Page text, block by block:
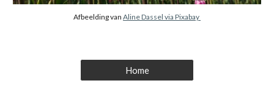
Afbeelding van Aline Dassel via Pixabay
Home